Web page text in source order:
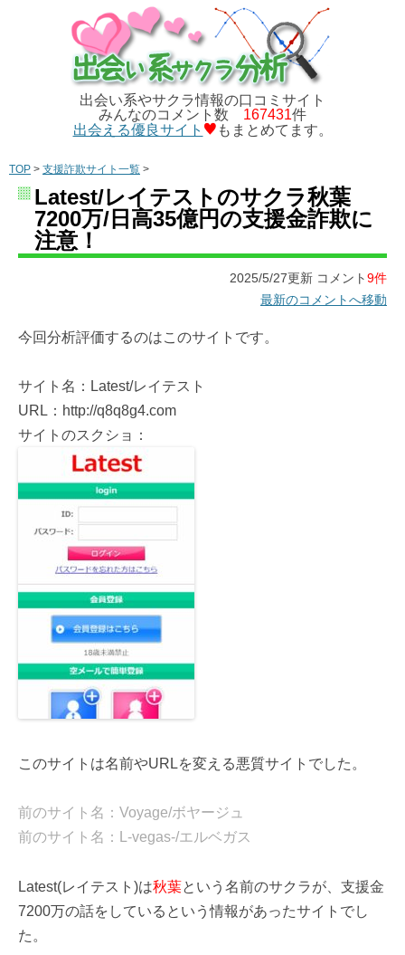
出会い系やサクラ情報の口コミサイト
みんなのコメント数 167431件
出会える優良サイト
もまとめてます。
TOP > 支援詐欺サイト一覧 >
Latest/レイテストのサクラ秋葉
7200万/日高35億円の支援金詐欺に
注意！
2025/5/27更新 コメント9件
最新のコメントへ移動
今回分析評価するのはこのサイトです。
サイト名：Latest/レイテスト
URL：http://q8q8g4.com
サイトのスクショ：
このサイトは名前やURLを変える悪質サイトでした。
前のサイト名：Voyage/ボヤージュ
前のサイト名：L-vegas-/エルベガス
Latest(レイテスト)は秋葉という名前のサクラが、支援金
7200万の話をしているという情報があったサイトでし
た。